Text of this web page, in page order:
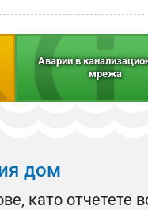
Аварии в
мрежа
дом
като отчетете